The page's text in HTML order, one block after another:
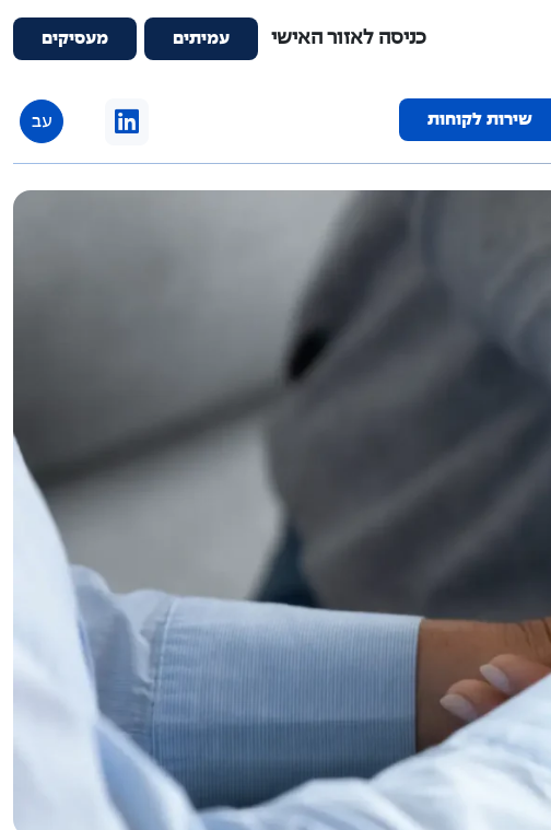
כניסה לאזור האישי עמיתים מעסיקים
שירות לקוחות עב